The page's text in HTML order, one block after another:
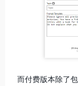
而付费版本除了